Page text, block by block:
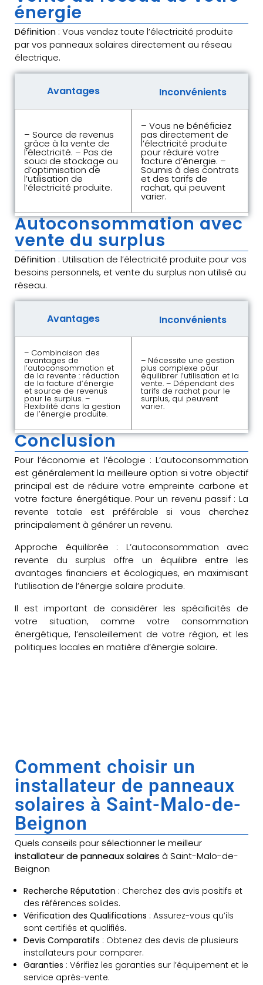
énergie
Définition : Vous vendez toute l’électricité produite
par vos panneaux solaires directement au réseau
électrique.
Avantages Inconvénients
– Source de revenus
grâce à la vente de
l’électricité. – Pas de
souci de stockage ou
d’optimisation de
l’utilisation de
l’électricité produite.
– Vous ne bénéficiez
pas directement de
l’électricité produite
pour réduire votre
facture d’énergie. –
Soumis à des contrats
et des tarifs de
rachat, qui peuvent
varier.
Autoconsommation avec
vente du surplus
Définition : Utilisation de l’électricité produite pour vos
besoins personnels, et vente du surplus non utilisé au
réseau.
Avantages Inconvénients
– Combinaison des
avantages de
l’autoconsommation et
de la revente : réduction
de la facture d’énergie
et source de revenus
pour le surplus. –
Flexibilité dans la gestion
de l’énergie produite.
– Nécessite une gestion
plus complexe pour
équilibrer l’utilisation et la
vente. – Dépendant des
tarifs de rachat pour le
surplus, qui peuvent
varier.
Conclusion
Pour l’économie et l’écologie : L’autoconsommation
est généralement la meilleure option si votre objectif
principal est de réduire votre empreinte carbone et
votre facture énergétique. Pour un revenu passif : La
revente totale est préférable si vous cherchez
principalement à générer un revenu.
Approche équilibrée : L’autoconsommation avec
revente du surplus offre un équilibre entre les
avantages financiers et écologiques, en maximisant
l’utilisation de l’énergie solaire produite.
Il est important de considérer les spécificités de
votre situation, comme votre consommation
énergétique, l’ensoleillement de votre région, et les
politiques locales en matière d’énergie solaire.
Comment choisir un
installateur de panneaux
solaires à Saint-Malo-de-
Beignon
Quels conseils pour sélectionner le meilleur
installateur de panneaux solaires à Saint-Malo-de-
Beignon
Recherche Réputation : Cherchez des avis positifs et
des références solides.
Vérification des Qualifications : Assurez-vous qu’ils
sont certifiés et qualifiés.
Devis Comparatifs : Obtenez des devis de plusieurs
installateurs pour comparer.
Garanties : Vérifiez les garanties sur l’équipement et le
service après-vente.